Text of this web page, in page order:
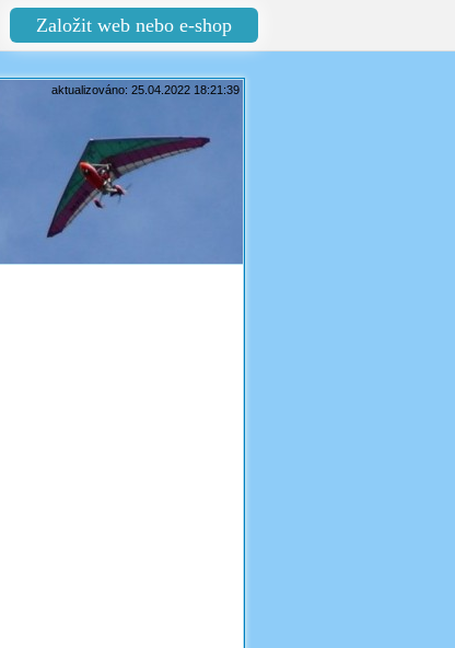
Založit web nebo e-shop
aktualizováno: 25.04.2022 18:21:39